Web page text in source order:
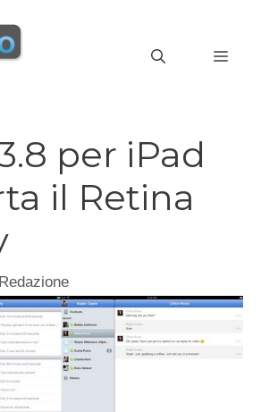
per iPad
il Retina
Redazione